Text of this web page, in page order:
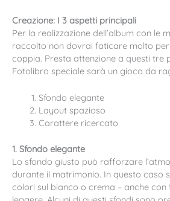
Creazione: I 3 aspetti principali
Per la realizzazione dell’album con le
raccolto non dovrai faticare molto per
coppia. Presta attenzione a questi tre
Fotolibro speciale sarà un gioco da
Sfondo elegante
Layout spazioso
Carattere ricercato
1. Sfondo elegante
Lo sfondo giusto può rafforzare
durante il matrimonio. In questo caso
colori sul bianco o crema – anche con